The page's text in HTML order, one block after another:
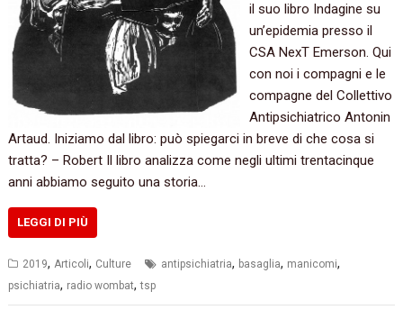
il suo libro Indagine su
un’epidemia presso il
CSA NexT Emerson. Qui
con noi i compagni e le
compagne del Collettivo
Antipsichiatrico Antonin
Artaud. Iniziamo dal libro: può spiegarci in breve di che cosa si
tratta? – Robert Il libro analizza come negli ultimi trentacinque
anni abbiamo seguito una storia…
LEGGI DI PIÙ
2019,Articoli, Culture antipsichiatria, basaglia, manicomi,
psichiatria, radio wombat,tsp